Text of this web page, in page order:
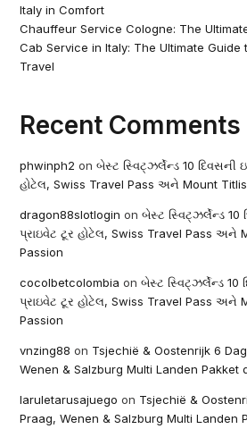
Italy in Comfort
Chauffeur Service Cologne: The
Cab Service in Italy: The Ultimate
Travel
Recent Comments
phwinph2 onબેસ્ટ સ્વિટ્ઝર્લેન્ડ 10 દિવસની
હોટેલ, Swiss Travel Pass અને Mount
dragon88slotlogin onબેસ્ટ સ્વિટ્ઝર્લેન્ડ 10
પ્રાઇવેટ ટૂર હોટેલ, Swiss Travel Pass અને
Passion
cocolbetcolombia onબેસ્ટ સ્વિટ્ઝર્લેન્ડ 10
પ્રાઇવેટ ટૂર હોટેલ, Swiss Travel Pass અને
Passion
vnzing88 on Tsjechië & Oostenrijk 6
Wenen & Salzburg Multi Landen Pakket
laruletarusajuego on Tsjechië &
Praag, Wenen & Salzburg Multi Landen